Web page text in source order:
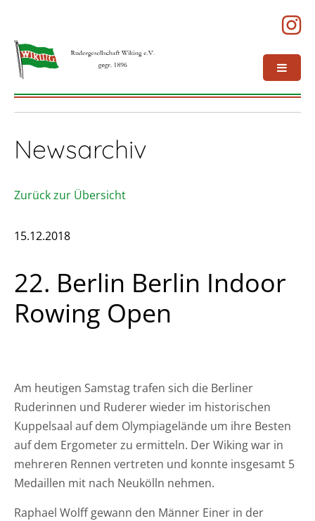
Newsarchiv
Zurück zur Übersicht
15.12.2018
22. Berlin Berlin Indoor
Rowing Open
Am heutigen Samstag trafen sich die Berliner
Ruderinnen und Ruderer wieder im historischen
Kuppelsaal auf dem Olympiagelände um ihre Besten
auf dem Ergometer zu ermitteln. Der Wiking war in
mehreren Rennen vertreten und konnte insgesamt 5
Medaillen mit nach Neukölln nehmen.
Raphael Wolff gewann den Männer Einer in der